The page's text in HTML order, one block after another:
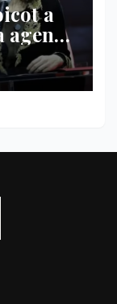
a
agenda